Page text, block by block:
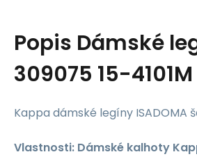
Popis Dámské
309075 15-
Kappa dámské legíny ISADOMA
Vlastnosti: Dámské kalhoty